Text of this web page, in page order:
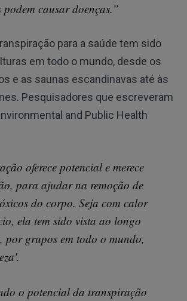
podem causar doenças.”
para a saúde tem sido
em todo o mundo, desde os
e as saunas escandinavas até às
Pesquisadores que escreveram
and Public Health
oferece potencial e merece
para ajudar na remoção de
do corpo. Seja com calor
ela tem sido vista ao longo
por grupos em todo o mundo,
o potencial da transpiração